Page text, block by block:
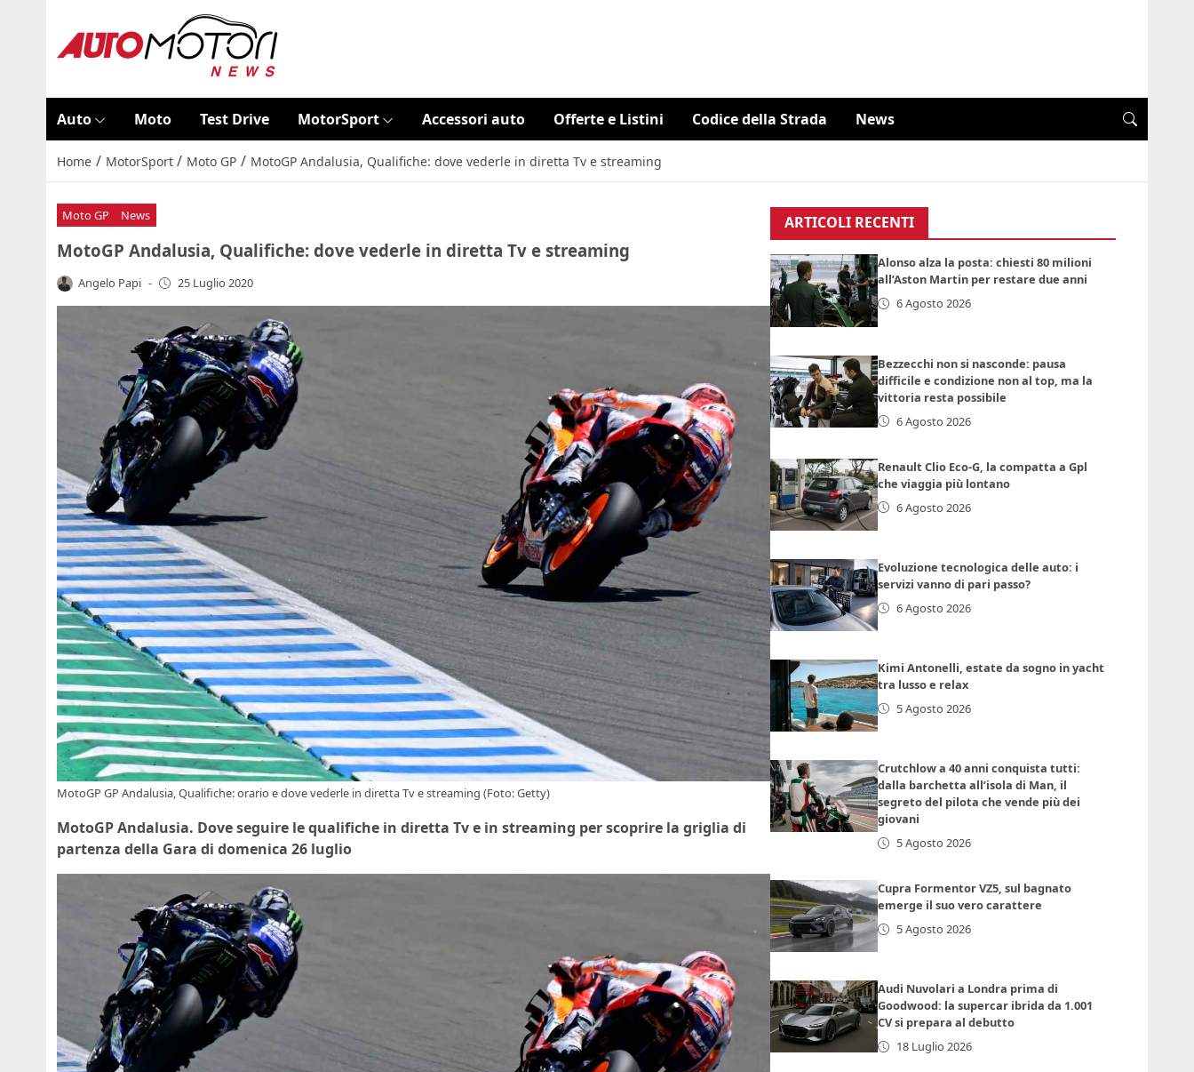
Auto Moto Test Drive MotorSport Accessori auto Offerte e Listini Codice della Strada News
Home / MotorSport / Moto GP / MotoGP Andalusia, Qualifiche: dove vederle in diretta Tv e streaming
Moto GP News
MotoGP Andalusia, Qualifiche: dove vederle in diretta Tv e streaming
Angelo Papi - 25 Luglio 2020
MotoGP GP Andalusia, Qualifiche: orario e dove vederle in diretta Tv e streaming (Foto: Getty)
MotoGP Andalusia. Dove seguire le qualifiche in diretta Tv e in streaming per scoprire la griglia di
partenza della Gara di domenica 26 luglio
ARTICOLI RECENTI
Alonso alza la posta: chiesti 80 milioni
all’Aston Martin per restare due anni
6 Agosto 2026
Bezzecchi non si nasconde: pausa
difficile e condizione non al top, ma la
vittoria resta possibile
6 Agosto 2026
Renault Clio Eco-G, la compatta a Gpl
che viaggia più lontano
6 Agosto 2026
Evoluzione tecnologica delle auto: i
servizi vanno di pari passo?
6 Agosto 2026
Kimi Antonelli, estate da sogno in yacht
tra lusso e relax
5 Agosto 2026
Crutchlow a 40 anni conquista tutti:
dalla barchetta all’isola di Man, il
segreto del pilota che vende più dei
giovani
5 Agosto 2026
Cupra Formentor VZ5, sul bagnato
emerge il suo vero carattere
5 Agosto 2026
Audi Nuvolari a Londra prima di
Goodwood: la supercar ibrida da 1.001
CV si prepara al debutto
18 Luglio 2026